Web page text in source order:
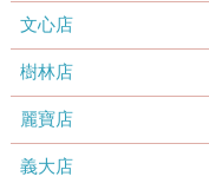
文心店
樹林店
麗寶店
義大店